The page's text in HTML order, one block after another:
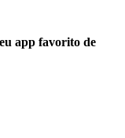
app favorito de